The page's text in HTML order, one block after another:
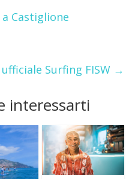
Castiglione
Surfing FISW →
interessarti